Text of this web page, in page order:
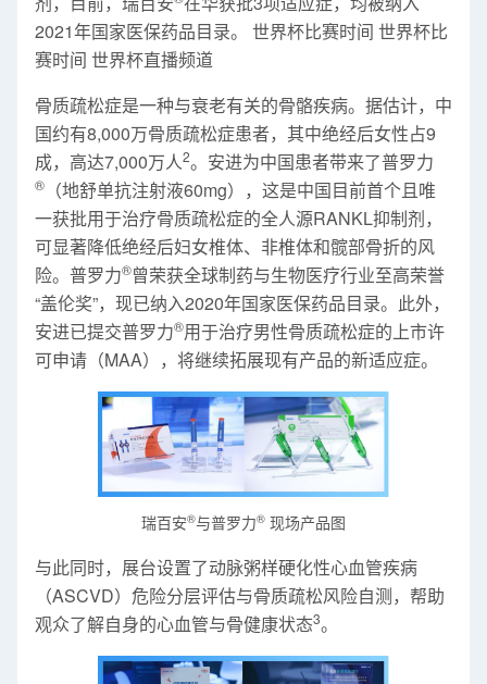
2021年国家医保药品目录。 世界杯比赛时间 世界杯比
赛时间 世界杯直播频道
骨质疏松症是一种与衰老有关的骨骼疾病。据估计，中
国约有8,000万骨质疏松症患者，其中绝经后女性占9
成，高达7,000万人2。安进为中国患者带来了普罗力
®
（地舒单抗注射液60mg），这是中国目前首个且唯
一获批用于治疗骨质疏松症的全人源RANKL抑制剂，
可显著降低绝经后妇女椎体、非椎体和髋部骨折的风
险。普罗力®曾荣获全球制药与生物医疗行业至高荣誉
“盖伦奖”，现已纳入2020年国家医保药品目录。此外，
安进已提交普罗力®用于治疗男性骨质疏松症的上市许
可申请（MAA），将继续拓展现有产品的新适应症。
瑞百安®与普罗力® 现场产品图
与此同时，展台设置了动脉粥样硬化性心血管疾病
（ASCVD）危险分层评估与骨质疏松风险自测，帮助
观众了解自身的心血管与骨健康状态3。